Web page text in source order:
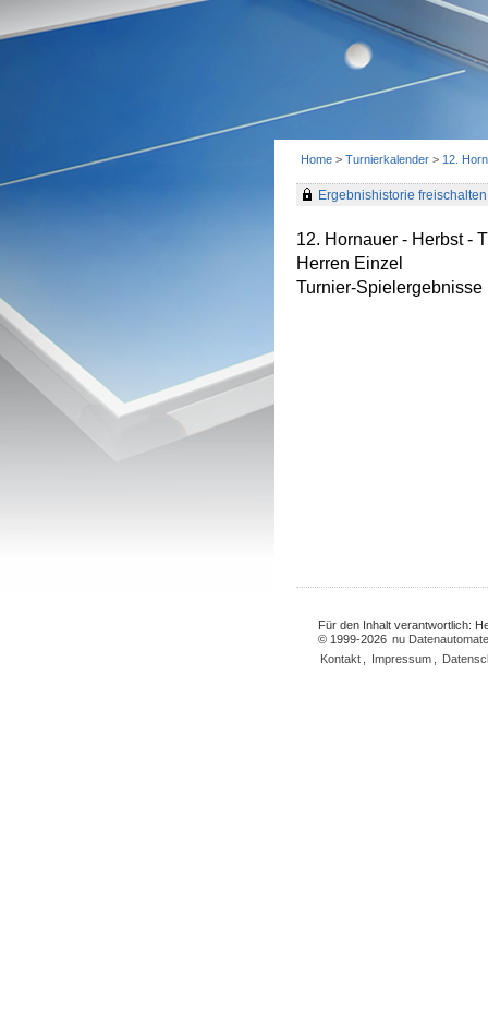
Home > Turnierkalender > 12.
Ergebnishistorie freischalten
12. Hornauer - Herbst -
Herren Einzel
Turnier-Spielergebnisse
Für den Inhalt verantwortlich:
© 1999-2026 nu
Kontakt
Impressum